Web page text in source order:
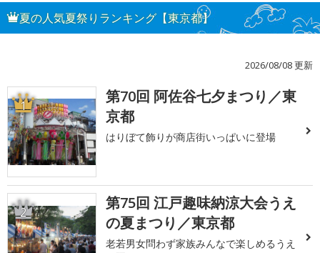
夏の人気夏祭りランキング【東京都】
2026/08/08 更新
1
第70回 阿佐谷七夕まつり／東
京都
はりぼて飾りが商店街いっぱいに登場
2
第75回 江戸趣味納涼大会うえ
の夏まつり／東京都
老若男女問わず家族みんなで楽しめるうえ